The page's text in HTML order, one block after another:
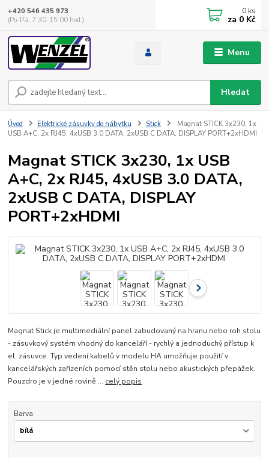
Menu
Hledat
+420 546 435 973
(Po-Pá, 7:30-15:00 hod.)
0 ks
za 0 Kč
Úvod Elektrické zásuvky do nábytku Stick
Magnat STICK 3x230, 1x
USB A+C, 2x RJ45, 4xUSB 3.0 DATA, 2xUSB C DATA, DISPLAY PORT+2xHDMI
Magnat STICK 3x230, 1x USB
A+C, 2x RJ45, 4xUSB 3.0 DATA,
2xUSB C DATA, DISPLAY
PORT+2xHDMI
Magnat Stick je multimediální panel zabudovaný na hranu nebo roh stolu
- zásuvkový systém vhodný do kanceláří - rychlý a jednoduchý přístup k
el. zásuvce. Typ vedení kabelů v modelu HA umožňuje použití v
kancelářských zařízeních pomocí stěn stolu nebo akustických přepážek.
Pouzdro je v jedné rovině ... celý popis
Barva